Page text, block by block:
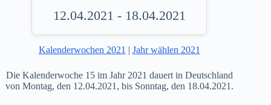
12.04.2021 - 18.04.2021
Kalenderwochen 2021 | Jahr wählen 2021
Die Kalenderwoche 15 im Jahr 2021 dauert in Deutschland
von Montag, den 12.04.2021, bis Sonntag, den 18.04.2021.